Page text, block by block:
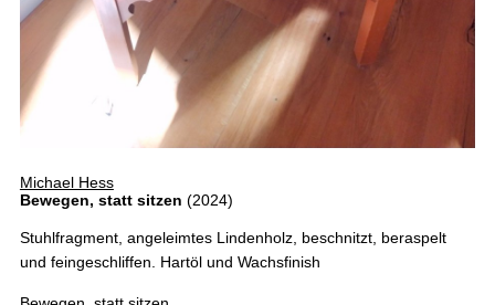
Michael Hess
Bewegen, statt sitzen (2024)
Stuhlfragment, angeleimtes Lindenholz, beschnitzt, beraspelt
und feingeschliffen. Hartöl und Wachsfinish
Bewegen, statt sitzen